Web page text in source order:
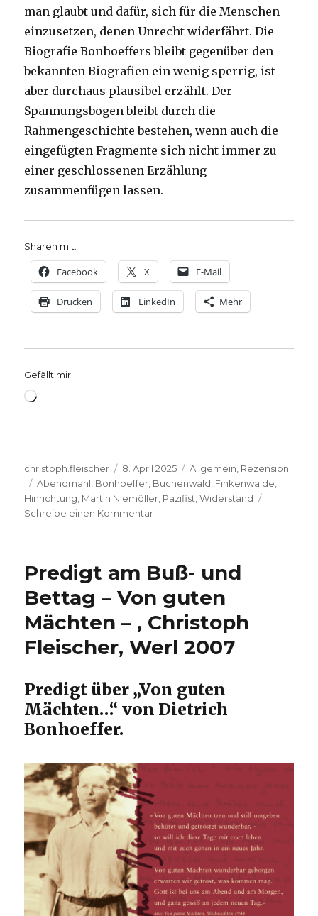
man glaubt und dafür, sich für die Menschen
einzusetzen, denen Unrecht widerfährt. Die
Biografie Bonhoeffers bleibt gegenüber den
bekannten Biografien ein wenig sperrig, ist
aber durchaus plausibel erzählt. Der
Spannungsbogen bleibt durch die
Rahmengeschichte bestehen, wenn auch die
eingefügten Fragmente sich nicht immer zu
einer geschlossenen Erzählung
zusammenfügen lassen.
Sharen mit:
Facebook X E-Mail
Drucken LinkedIn Mehr
Gefällt mir:
Wird
Autor
christoph.fleischer
Veröffentlicht
am
8. April 2025 Kategorien
Allgemein Rezension
Schlagwörter
Abendmahl Bonhoeffer Buchenwald Finkenwalde
Hinrichtung Martin Niemöller Pazifist ,Widerstand
Schreibe einen Kommentarzu
den
Christoph
Fleischer,
Fröndenberg
2025
Predigt am Buß- und
Bettag – Von guten
Mächten – , Christoph
Fleischer, Werl 2007
Predigt über „Von guten
Mächten…“ von Dietrich
Bonhoeffer.